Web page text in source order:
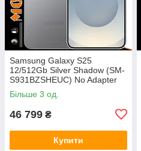
Samsung Galaxy S25
12/512Gb Silver Shadow (SM-
S931BZSHEUC) No Adapter
UA UCRF
Більше 3 од.
46 799 ₴
Купити